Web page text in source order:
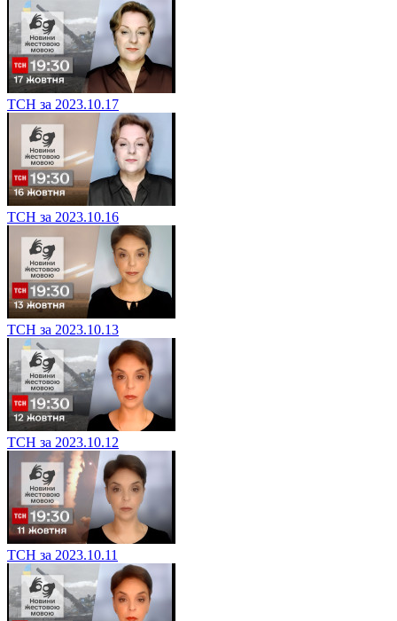
ТСН за 2023.10.17
ТСН за 2023.10.16
ТСН за 2023.10.13
ТСН за 2023.10.12
ТСН за 2023.10.11